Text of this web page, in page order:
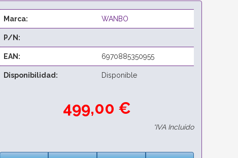
Marca: WANBO
P/N:
EAN: 6970885350955
Disponibilidad: Disponible
499,00 €
*IVA Incluido